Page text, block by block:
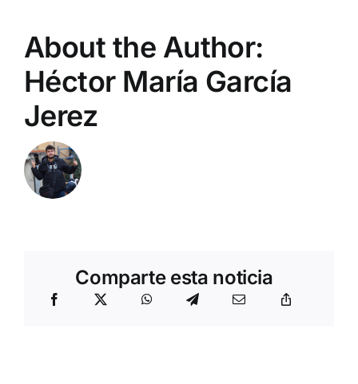
About the Author:
Héctor María García
Jerez
Comparte esta noticia